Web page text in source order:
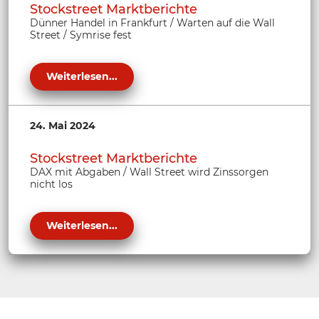
Stockstreet Marktberichte
Dünner Handel in Frankfurt / Warten auf die Wall
Street / Symrise fest
Weiterlesen...
24. Mai 2024
Stockstreet Marktberichte
DAX mit Abgaben / Wall Street wird Zinssorgen
nicht los
Weiterlesen...